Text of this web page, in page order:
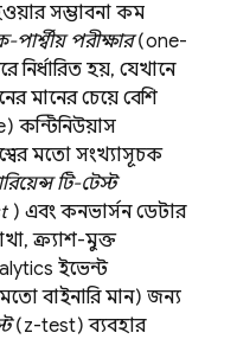
সম্ভাবনা কম
পরীক্ষার(one-
হয়, যেখানে
মানের চেয়ে বেশি
কন্টিনিউয়াস
মতো সংখ্যাসূচক
টি-টেস্ট
) এবং কনভার্সন ডেটার
ক্র্যাশ-মুক্ত
ইভেন্ট
মতো বাইনারি মান) জন্য
(z-test) ব্যবহার